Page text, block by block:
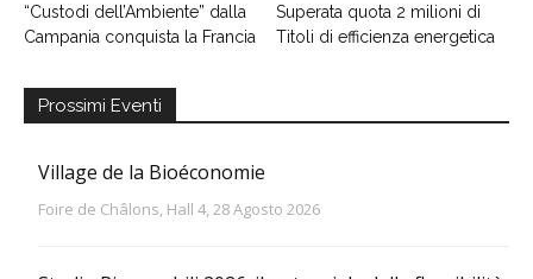
“Custodi dell’Ambiente” dalla
Campania conquista la Francia
Superata quota 2 milioni di
Titoli di efficienza energetica
Prossimi Eventi
Village de la Bioéconomie
Foire de Châlons, Hall 4, 28 Agosto 2026